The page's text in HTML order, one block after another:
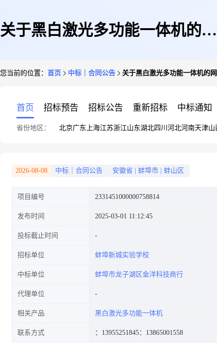
关于黑白激光多功能一体机的网
您当前的位置： 首页 中标｜合同公告 关于黑白激光多功能一体机的
首页 招标预告 招标公告 重新招标 中标通知
省份地区： 北京广东 上海江苏浙江山东湖北四川 河北河南天津山
2026-08-08 中标｜合同公告 安徽省 蚌埠市 蚌山区
项目编号 2331451000000758814
发布时间 2025-03-01 11:12:45
投标截止时间
招标单位 蚌埠新城实验学校
中标单位 蚌埠市龙子湖区金洋科技商行
代理单位
相关产品 黑白激光多功能一体机
联系方式 ：13955251845：13865001558